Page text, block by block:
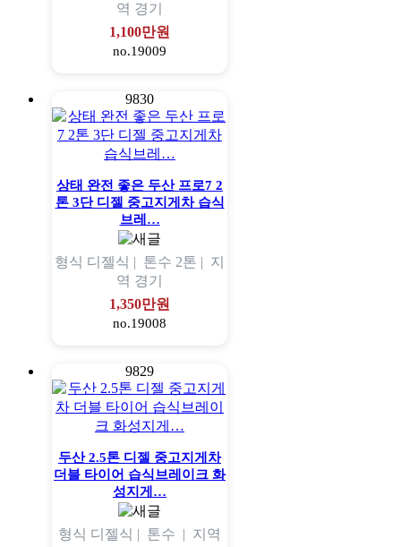
역 경기
1,100만원
no.19009
9830
상태 완전 좋은 두산 프로7 2
톤 3단 디젤 중고지게차 습식
브레…
형식 디젤식 | 톤수 2톤 | 지
역 경기
1,350만원
no.19008
9829
두산 2.5톤 디젤 중고지게차
더블 타이어 습식브레이크 화
성지게…
형식 디젤식 | 톤수 | 지역